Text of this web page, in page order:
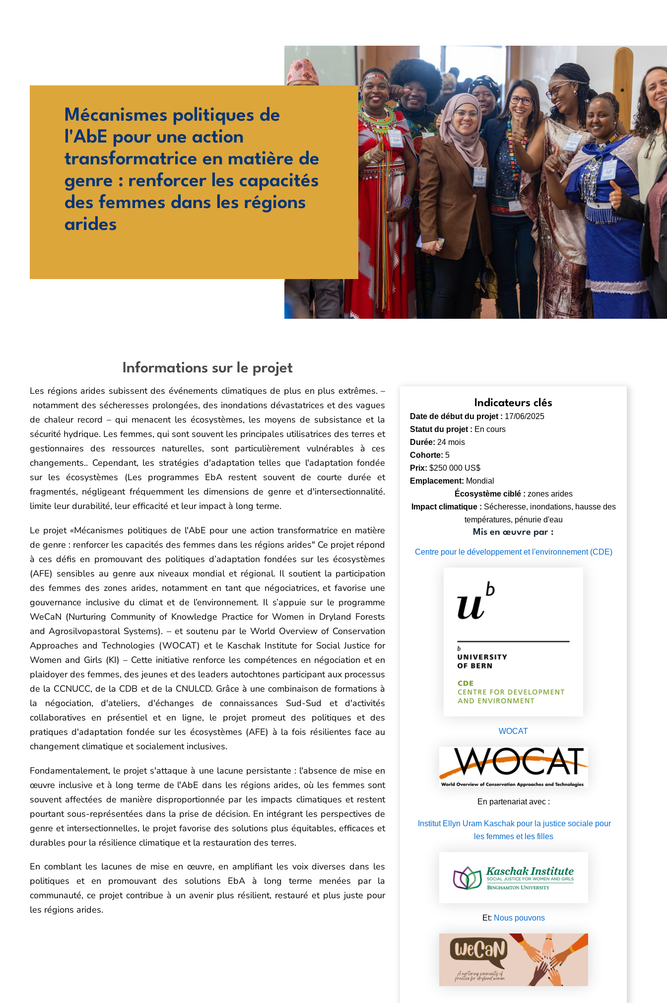
Mécanismes politiques de
l'AbE pour une action
transformatrice en matière de
genre : renforcer les capacités
des femmes dans les régions
arides
Informations sur le projet
Les régions arides subissent des événements climatiques de plus en plus extrêmes. –
notamment des sécheresses prolongées, des inondations dévastatrices et des vagues
de chaleur record– qui menacent les écosystèmes, les moyens de subsistance et la
sécurité hydrique. Les femmes, qui sont souvent les principales utilisatrices des terres et
gestionnaires des ressources naturelles, sont particulièrement vulnérables à ces
changements.. Cependant, les stratégies d'adaptation telles que l'adaptation fondée
sur les écosystèmes (Les programmes EbA restent souvent de courte durée et
fragmentés, négligeant fréquemment les dimensions de genre et d'intersectionnalité.
limite leur durabilité, leur efficacité et leur impact à long terme.
Le projet «Mécanismes politiques de l'AbE pour une action transformatrice en matière
de genre : renforcer les capacités des femmes dans les régions arides" Ce projet répond
à ces défis en promouvant des politiques d’adaptation fondées sur les écosystèmes
(AFE) sensibles au genre aux niveaux mondial et régional. Il soutient la participation
des femmes des zones arides, notamment en tant que négociatrices, et favorise une
gouvernance inclusive du climat et de l’environnement. Il s’appuie sur le programme
WeCaN (Nurturing Community of Knowledge Practice for Women in Dryland Forests
and Agrosilvopastoral Systems). –et soutenu par le World Overview of Conservation
Approaches and Technologies (WOCAT) et le Kaschak Institute for Social Justice for
Women and Girls (KI) – Cette initiative renforce les compétences en négociation et en
plaidoyer des femmes, des jeunes et des leaders autochtones participant aux processus
de la CCNUCC, de la CDB et de la CNULCD. Grâce à une combinaison de formations à
la négociation, d'ateliers, d'échanges de connaissances Sud-Sud et d'activités
collaboratives en présentiel et en ligne, le projet promeut des politiques et des
pratiques d'adaptation fondée sur les écosystèmes (AFE) à la fois résilientes face au
changement climatique et socialement inclusives.
Fondamentalement, le projet s'attaque à une lacune persistante : l'absence de mise en
œuvre inclusive et à long terme de l'AbE dans les régions arides, où les femmes sont
souvent affectées de manière disproportionnée par les impacts climatiques et restent
pourtant sous-représentées dans la prise de décision. En intégrant les perspectives de
genre et intersectionnelles, le projet favorise des solutions plus équitables, efficaces et
durables pour la résilience climatique et la restauration des terres.
En comblant les lacunes de mise en œuvre, en amplifiant les voix diverses dans les
politiques et en promouvant des solutions EbA à long terme menées par la
communauté, ce projet contribue à un avenir plus résilient, restauré et plus juste pour
les régions arides.
Indicateurs clés
Date de début du projet : 17/06/2025
Statut du projet : En cours
Durée: 24 mois
Cohorte:5
Prix:$250 000 US$
Emplacement: Mondial
Écosystème ciblé : zones arides
Impact climatique : Sécheresse, inondations, hausse des
températures, pénurie d'eau
Mis en œuvre par :
Centre pour le développement et l'environnement (CDE)
WOCAT
En partenariat avec :
Institut Ellyn Uram Kaschak pour la justice sociale pour
les femmes et les filles
Et: Nous pouvons